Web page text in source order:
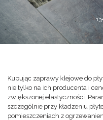
Kupując zaprawy klejowe do
nie tylko na ich producenta i
zwiększonej elastyczności.
szczególnie przy kładzeniu
pomieszczeniach z